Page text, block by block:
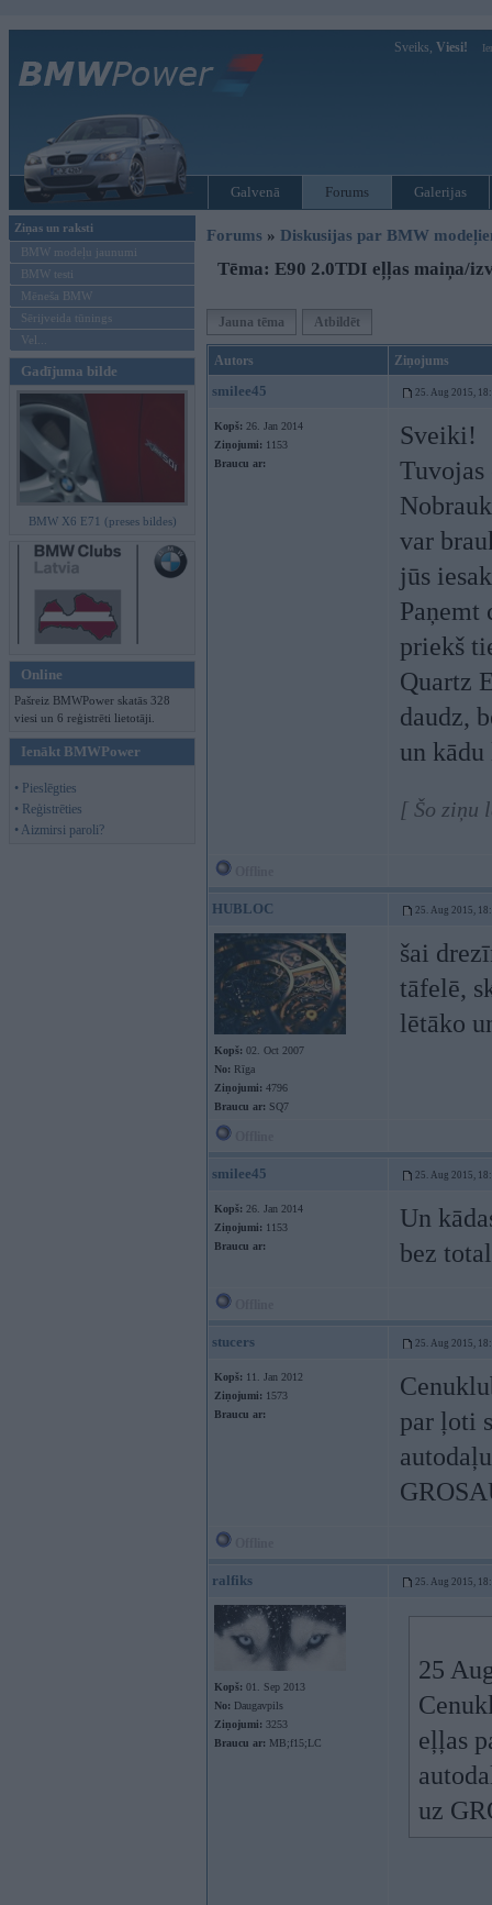
Sveiks, Viesi!
Galvenā Forums Galerijas
Ziņas un raksti
BMW modeļu jaunumi
BMW testi
Mēneša BMW
Sērijveida tūnings
Vel...
Gadījuma bilde
BMW X6 E71 (preses bildes)
Online
Pašreiz BMWPower skatās 328
viesi un 6 reģistrēti lietotāji.
Ienākt BMWPower
• Pieslēgties
• Reģistrēties
• Aizmirsi paroli?
Forums » Diskusijas par BMW
Tēma: E90 2.0TDI eļļas maiņa/
Jauna tēma Atbildēt
Autors Ziņojums
smilee45 25. Aug 2015,
Kopš: 26. Jan 2014
Ziņojumi: 1153
Braucu ar:
Sveiki!
Tuvojas
var
jūs
Paņemt
priekš
Quartz
daudz,
un kādu
[ Šo ziņu
HUBLOC 25. Aug 2015,
Kopš: 02. Oct 2007
No: Rīga
Ziņojumi: 4796
Braucu ar: SQ7
šai
tāfelē,
lētāko
smilee45 25. Aug 2015,
Kopš: 26. Jan 2014
Ziņojumi: 1153
Braucu ar:
Un
bez
stucers 25. Aug 2015,
Kopš: 11. Jan 2012
Ziņojumi: 1573
Braucu ar:
par ļoti
ralfiks 25. Aug 2015,
Kopš: 01. Sep 2013
No: Daugavpils
Ziņojumi: 3253
Braucu ar: MB;f15;LC
25
eļļas
uz